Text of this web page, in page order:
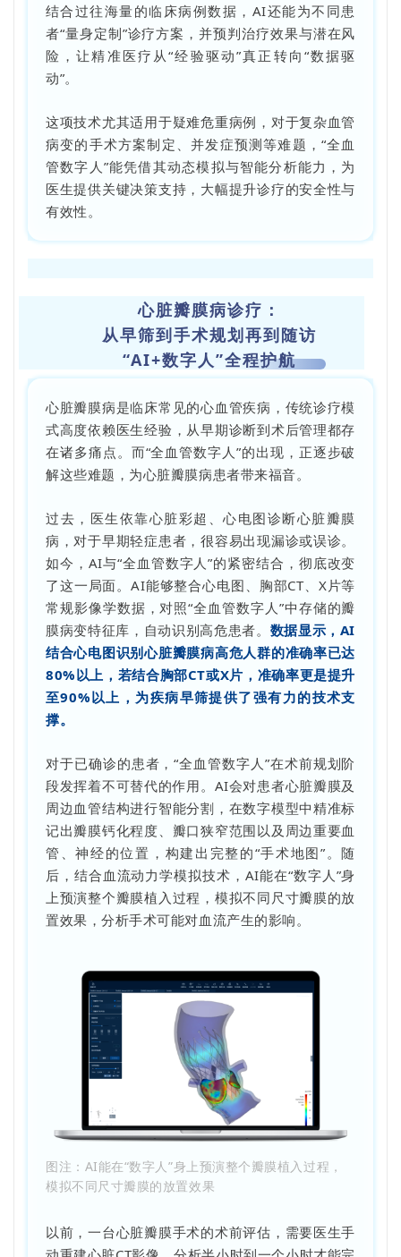
结合过往海量的临床病例数据，AI还能为不同患
者“量身定制”诊疗方案，并预判治疗效果与潜在风
险，让精准医疗从“经验驱动”真正转向“数据驱
动”。
这项技术尤其适用于疑难危重病例，对于复杂血管
病变的手术方案制定、并发症预测等难题，“全血
管数字人”能凭借其动态模拟与智能分析能力，为
医生提供关键决策支持，大幅提升诊疗的安全性与
有效性。
心脏瓣膜病诊疗：
从早筛到手术规划再到随访
“AI+数字人”全程护航
心脏瓣膜病是临床常见的心血管疾病，传统诊疗模
式高度依赖医生经验，从早期诊断到术后管理都存
在诸多痛点。而“全血管数字人”的出现，正逐步破
解这些难题，为心脏瓣膜病患者带来福音。
过去，医生依靠心脏彩超、心电图诊断心脏瓣膜
病，对于早期轻症患者，很容易出现漏诊或误诊。
如今，AI与“全血管数字人”的紧密结合，彻底改变
了这一局面。AI能够整合心电图、胸部CT、X片等
常规影像学数据，对照“全血管数字人”中存储的瓣
膜病变特征库，自动识别高危患者。 数据显示，AI
结合心电图识别心脏瓣膜病高危人群的准确率已达
80%以上，若结合胸部CT或X片，准确率更是提升
至90%以上，为疾病早筛提供了强有力的技术支
撑。
对于已确诊的患者，“全血管数字人”在术前规划阶
段发挥着不可替代的作用。AI会对患者心脏瓣膜及
周边血管结构进行智能分割，在数字模型中精准标
记出瓣膜钙化程度、瓣口狭窄范围以及周边重要血
管、神经的位置，构建出完整的“手术地图”。随
后，结合血流动力学模拟技术，AI能在“数字人”身
上预演整个瓣膜植入过程，模拟不同尺寸瓣膜的放
置效果，分析手术可能对血流产生的影响。
图注：AI能在“数字人”身上预演整个瓣膜植入过程，
模拟不同尺寸瓣膜的放置效果
以前，一台心脏瓣膜手术的术前评估，需要医生手